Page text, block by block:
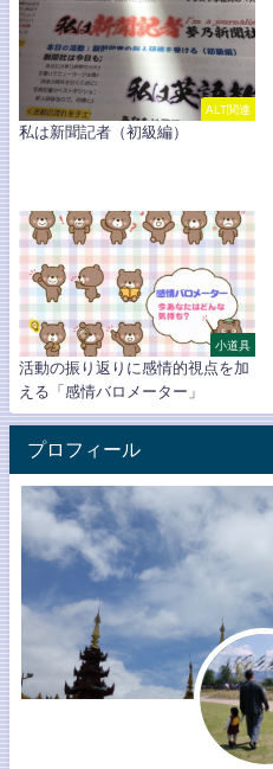
ALT関連
私は新聞記者（初級編）
小道具
活動の振り返りに感情的視点を加
える「感情バロメーター」
プロフィール